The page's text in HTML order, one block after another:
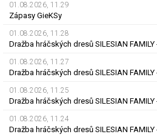
01.08.2026, 11.29
Zápasy GieKSy
01.08.2026, 11.28
Dražba hráčských dresů SILESIAN
01.08.2026, 11.27
Dražba hráčských dresů SILESIAN FAMILY
01.08.2026, 11.25
Dražba hráčských dresů SILESIAN FAMILY
01.08.2026, 11.24
Dražba hráčských dresů SILESIAN